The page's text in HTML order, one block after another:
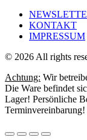
KONTAKT
IMPRESSUM
© 2026 All rights
Achtung: Wir
Die Ware befindet
Lager! Persönliche
Terminvereinbarung!